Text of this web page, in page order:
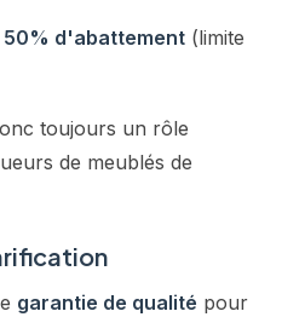
50% d'abattement (limite
toujours un rôle
de meublés de
garantie de qualité pour